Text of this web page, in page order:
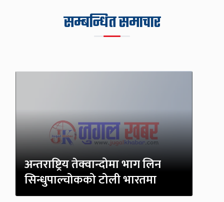
सम्बन्धित समाचार
अन्तराष्ट्रिय तेक्वान्दोमा भाग लिन
सिन्धुपाल्चोकको टोली भारतमा